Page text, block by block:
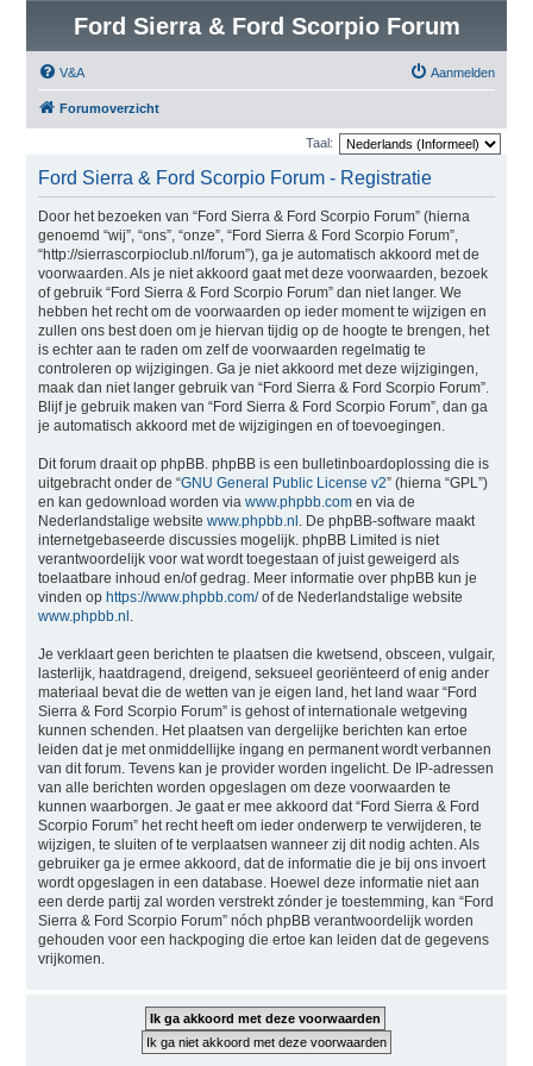
Ford Sierra & Ford Scorpio Forum
V&A Aanmelden
Forumoverzicht
Taal:
Ford Sierra & Ford Scorpio Forum - Registratie
Door het bezoeken van “Ford Sierra & Ford Scorpio Forum” (hierna
genoemd “wij”, “ons”, “onze”, “Ford Sierra & Ford Scorpio Forum”,
“http://sierrascorpioclub.nl/forum”), ga je automatisch akkoord met de
voorwaarden. Als je niet akkoord gaat met deze voorwaarden, bezoek
of gebruik “Ford Sierra & Ford Scorpio Forum” dan niet langer. We
hebben het recht om de voorwaarden op ieder moment te wijzigen en
zullen ons best doen om je hiervan tijdig op de hoogte te brengen, het
is echter aan te raden om zelf de voorwaarden regelmatig te
controleren op wijzigingen. Ga je niet akkoord met deze wijzigingen,
maak dan niet langer gebruik van “Ford Sierra & Ford Scorpio Forum”.
Blijf je gebruik maken van “Ford Sierra & Ford Scorpio Forum”, dan ga
je automatisch akkoord met de wijzigingen en of toevoegingen.
Dit forum draait op phpBB. phpBB is een bulletinboardoplossing die is
uitgebracht onder de “GNU General Public License v2” (hierna “GPL”)
en kan gedownload worden via www.phpbb.comen via de
Nederlandstalige website www.phpbb.nl . De phpBB-software maakt
internetgebaseerde discussies mogelijk. phpBB Limited is niet
verantwoordelijk voor wat wordt toegestaan of juist geweigerd als
toelaatbare inhoud en/of gedrag. Meer informatie over phpBB kun je
vinden op https://www.phpbb.com/of de Nederlandstalige website
www.phpbb.nl .
Je verklaart geen berichten te plaatsen die kwetsend, obsceen, vulgair,
lasterlijk, haatdragend, dreigend, seksueel georiënteerd of enig ander
materiaal bevat die de wetten van je eigen land, het land waar “Ford
Sierra & Ford Scorpio Forum” is gehost of internationale wetgeving
kunnen schenden. Het plaatsen van dergelijke berichten kan ertoe
leiden dat je met onmiddellijke ingang en permanent wordt verbannen
van dit forum. Tevens kan je provider worden ingelicht. De IP-adressen
van alle berichten worden opgeslagen om deze voorwaarden te
kunnen waarborgen. Je gaat er mee akkoord dat “Ford Sierra & Ford
Scorpio Forum” het recht heeft om ieder onderwerp te verwijderen, te
wijzigen, te sluiten of te verplaatsen wanneer zij dit nodig achten. Als
gebruiker ga je ermee akkoord, dat de informatie die je bij ons invoert
wordt opgeslagen in een database. Hoewel deze informatie niet aan
een derde partij zal worden verstrekt zónder je toestemming, kan “Ford
Sierra & Ford Scorpio Forum” nóch phpBB verantwoordelijk worden
gehouden voor een hackpoging die ertoe kan leiden dat de gegevens
vrijkomen.